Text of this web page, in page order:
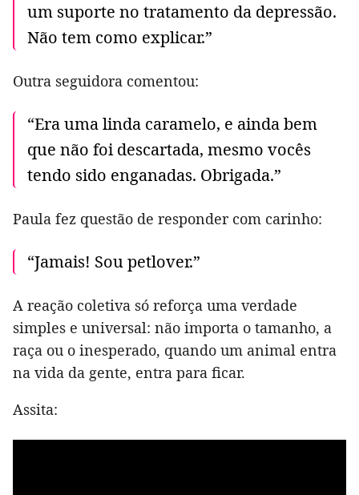
um suporte no tratamento da depressão.
Não tem como explicar.”
Outra seguidora comentou:
“Era uma linda caramelo, e ainda bem
que não foi descartada, mesmo vocês
tendo sido enganadas. Obrigada.”
Paula fez questão de responder com carinho:
“Jamais! Sou petlover.”
A reação coletiva só reforça uma verdade
simples e universal: não importa o tamanho, a
raça ou o inesperado, quando um animal entra
na vida da gente, entra para ficar.
Assita: